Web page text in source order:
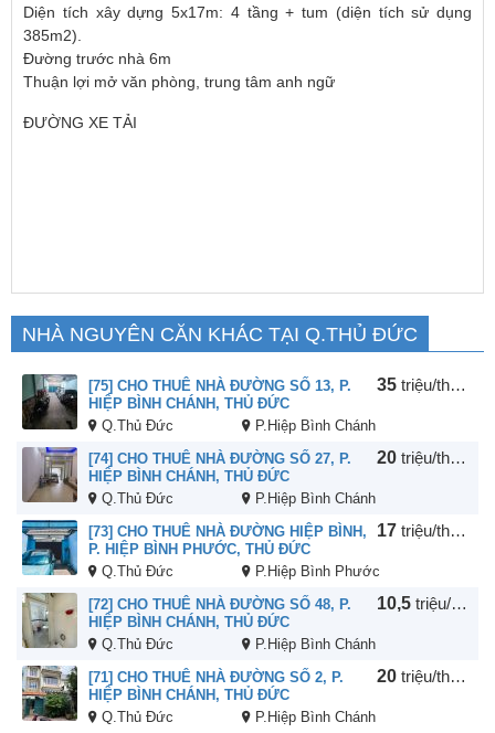
Diện tích xây dựng 5x17m: 4 tầng + tum (diện tích sử dụng
385m2).
Đường trước nhà 6m
Thuận lợi mở văn phòng, trung tâm anh ngữ
ĐƯỜNG XE TẢI
NHÀ NGUYÊN CĂN KHÁC TẠI Q.THỦ ĐỨC
[75] CHO THUÊ NHÀ ĐƯỜNG SỐ 13, P.
HIỆP BÌNH CHÁNH, THỦ ĐỨC
35 triệu/tháng
Q.Thủ Đức
P.Hiệp Bình Chánh
[74] CHO THUÊ NHÀ ĐƯỜNG SỐ 27, P.
HIỆP BÌNH CHÁNH, THỦ ĐỨC
20 triệu/tháng
Q.Thủ Đức
P.Hiệp Bình Chánh
[73] CHO THUÊ NHÀ ĐƯỜNG HIỆP BÌNH,
P. HIỆP BÌNH PHƯỚC, THỦ ĐỨC
17 triệu/tháng
Q.Thủ Đức
P.Hiệp Bình Phước
[72] CHO THUÊ NHÀ ĐƯỜNG SỐ 48, P.
HIỆP BÌNH CHÁNH, THỦ ĐỨC
10,5 triệu/tháng
Q.Thủ Đức
P.Hiệp Bình Chánh
[71] CHO THUÊ NHÀ ĐƯỜNG SỐ 2, P.
HIỆP BÌNH CHÁNH, THỦ ĐỨC
20 triệu/tháng
Q.Thủ Đức
P.Hiệp Bình Chánh